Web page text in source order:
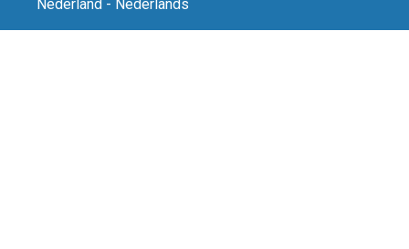
Nederland - Nederlands